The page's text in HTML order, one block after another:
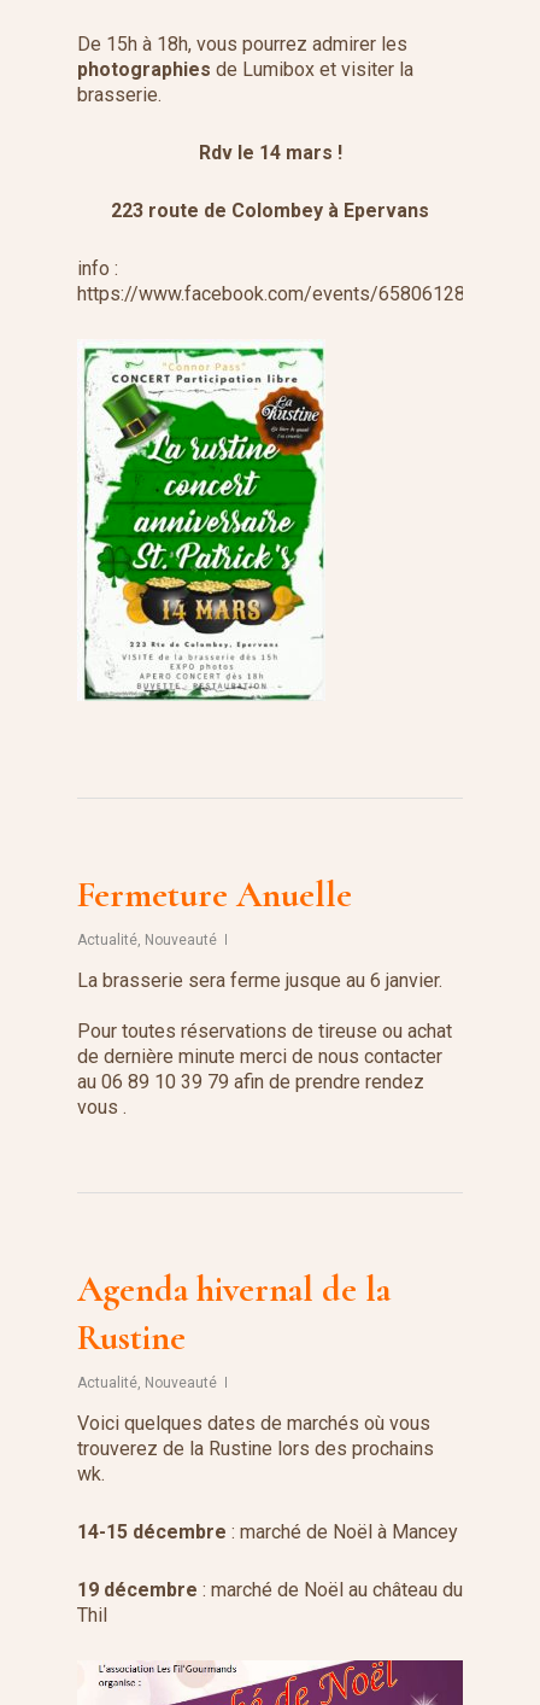
De 15h à 18h, vous pourrez admirer les
photographies de Lumibox et visiter la
brasserie.
Rdv le 14 mars !
223 route de Colombey à Epervans
info :
https://www.facebook.com/events/
Fermeture Anuelle
Actualité, Nouveauté
La brasserie sera ferme jusque au 6 janvier.
Pour toutes réservations de tireuse ou achat
de dernière minute merci de nous contacter
au 06 89 10 39 79 afin de prendre rendez
vous .
Agenda hivernal de la
Rustine
Actualité, Nouveauté
Voici quelques dates de marchés où vous
trouverez de la Rustine lors des prochains
wk.
14-15 décembre : marché de Noël à Mancey
19 décembre : marché de Noël au château du
Thil